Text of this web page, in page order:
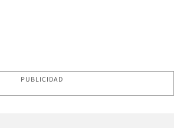
PUBLICIDAD